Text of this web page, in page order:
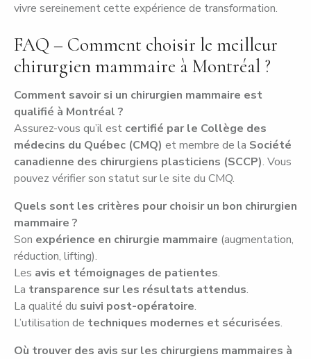
vivre sereinement cette expérience de transformation.
FAQ – Comment choisir le meilleur
chirurgien mammaire à Montréal ?
Comment savoir si un chirurgien mammaire est
qualifié à Montréal ?
Assurez-vous qu’il est certifié par le Collège des
médecins du Québec (CMQ) et membre de la Société
canadienne des chirurgiens plasticiens (SCCP). Vous
pouvez vérifier son statut sur le site du CMQ.
Quels sont les critères pour choisir un bon chirurgien
mammaire ?
Son expérience en chirurgie mammaire (augmentation,
réduction, lifting).
Les avis et témoignages de patientes.
La transparence sur les résultats attendus.
La qualité du suivi post-opératoire.
L’utilisation de techniques modernes et sécurisées.
Où trouver des avis sur les chirurgiens mammaires à